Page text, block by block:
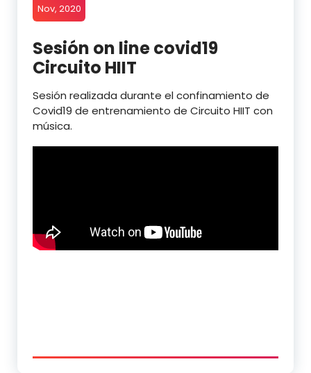
Nov, 2020
Sesión on line covid19
Circuito HIIT
Sesión realizada durante el confinamiento de
Covid19 de entrenamiento de Circuito HIIT con
música.